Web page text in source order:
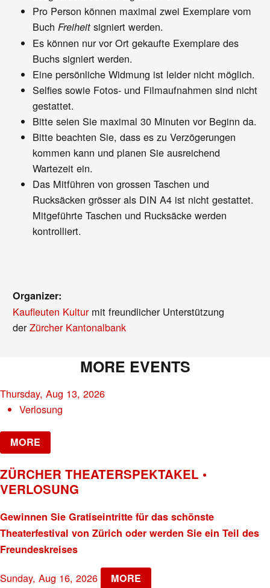
Pro Person können maximal zwei Exemplare vom
Buch Freiheitsigniert werden.
Es können nur vor Ort gekaufte Exemplare des
Buchs signiert werden.
Eine persönliche Widmung ist leider nicht möglich.
Selfies sowie Fotos- und Filmaufnahmen sind nicht
gestattet.
Bitte seien Sie maximal 30 Minuten vor Beginn da.
Bitte beachten Sie, dass es zu Verzögerungen
kommen kann und planen Sie ausreichend
Wartezeit ein.
Das Mitführen von grossen Taschen und
Rucksäcken grösser als DIN A4 ist nicht gestattet.
Mitgeführte Taschen und Rucksäcke werden
kontrolliert.
Organizer:
Kaufleuten Kulturmit freundlicher Unterstützung
derZürcher Kantonalbank
MORE EVENTS
Thursday, Aug 13, 2026
Verlosung
MORE
ZÜRCHER THEATERSPEKTAKEL •
VERLOSUNG
Gewinnen Sie Gratiseintritte für das schönste
Theaterfestival von Zürich oder werden Sie ein Teil des
Freundeskreises
Sunday, Aug 16, 2026 MORE